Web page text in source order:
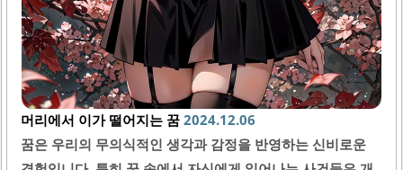
머리에서 이가 떨어지는 꿈 2024.12.06
꿈은 우리의 무의식적인 생각과 감정을 반영하는 신비로운